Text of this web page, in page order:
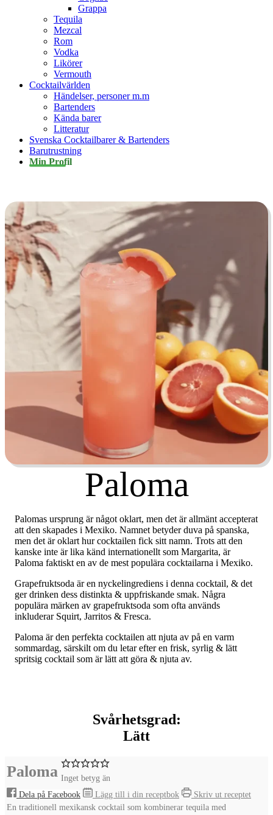
Grappa
Tequila
Mezcal
Rom
Vodka
Likörer
Vermouth
Cocktailvärlden
Händelser, personer m.m
Bartenders
Kända barer
Litteratur
Svenska Cocktailbarer & Bartenders
Barutrustning
Min Profil
Paloma
Palomas ursprung är något oklart, men det är allmänt accepterat
att den skapades i Mexiko. Namnet betyder duva på spanska,
men det är oklart hur cocktailen fick sitt namn. Trots att den
kanske inte är lika känd internationellt som Margarita, är
Paloma faktiskt en av de mest populära cocktailarna i Mexiko.
Grapefruktsoda är en nyckelingrediens i denna cocktail, & det
ger drinken dess distinkta & uppfriskande smak. Några
populära märken av grapefruktsoda som ofta används
inkluderar Squirt, Jarritos & Fresca.
Paloma är den perfekta cocktailen att njuta av på en varm
sommardag, särskilt om du letar efter en frisk, syrlig & lätt
spritsig cocktail som är lätt att göra & njuta av.
Svårhetsgrad:
Lätt
Paloma Inget betyg än
Dela på Facebook
Lägg till i din receptbok
Skriv ut receptet
En traditionell mexikansk cocktail som kombinerar tequila med